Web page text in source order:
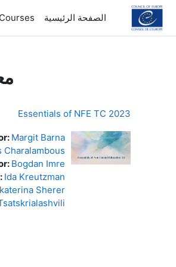
تخطى إلى المحتوى الرئيسي
الصفحة الرئيسية
Courses
Essentials of NFE TC 2023
Margit Barna
Charalambous
Bogdan Imre
Ida Kreutzman
Sherer